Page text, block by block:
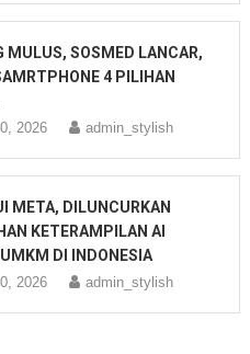
MULUS, SOSMED LANCAR,
4 PILIHAN
2026 admin_stylish
META, DILUNCURKAN
KETERAMPILAN AI
DI INDONESIA
2026 admin_stylish